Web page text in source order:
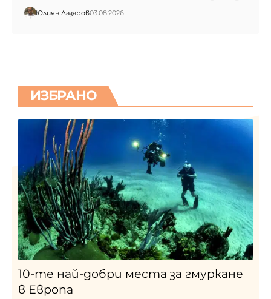
Юлиян Лазаров03.08.2026
ИЗБРАНО
10-те най-добри места за гмуркане
в Европа